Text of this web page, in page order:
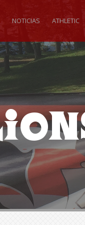
NOTICIAS ATHLETIC